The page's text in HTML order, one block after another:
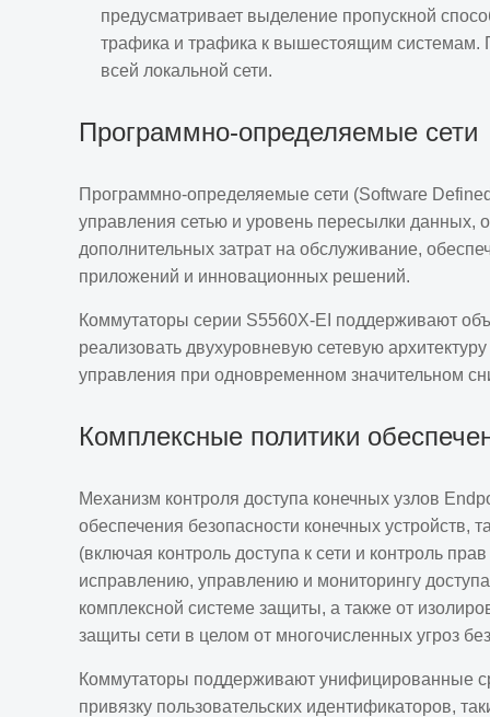
предусматривает выделение пропускной
трафика и трафика к вышестоящим системам.
всей локальной сети.
Программно-определяемые сети
Программно-определяемые сети (Software
управления сетью и уровень пересылки данных,
дополнительных затрат на обслуживание,
приложений и инновационных решений.
Коммутаторы серии S5560X-EI поддерживают
реализовать двухуровневую сетевую
управления при одновременном значительном
Комплексные политики
Механизм контроля доступа конечных узлов
обеспечения безопасности конечных устройств,
(включая контроль доступа к сети и контроль
исправлению, управлению и мониторингу
комплексной системе защиты, а также от
защиты сети в целом от многочисленных угроз
Коммутаторы поддерживают унифицированные
привязку пользовательских идентификаторов,